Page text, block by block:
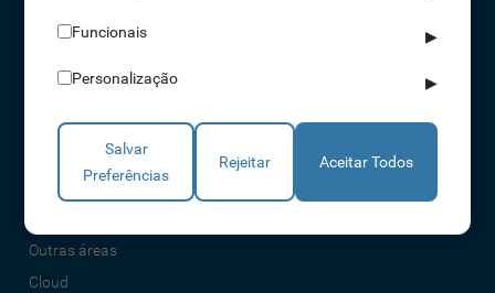
Soluções
Acessos
Torniquetes
Parques Auto
Rondas e Serviços
Outras áreas
Cloud
Funcionais ▶
Personalização ▶
Salvar
Preferências
Rejeitar Aceitar Todos